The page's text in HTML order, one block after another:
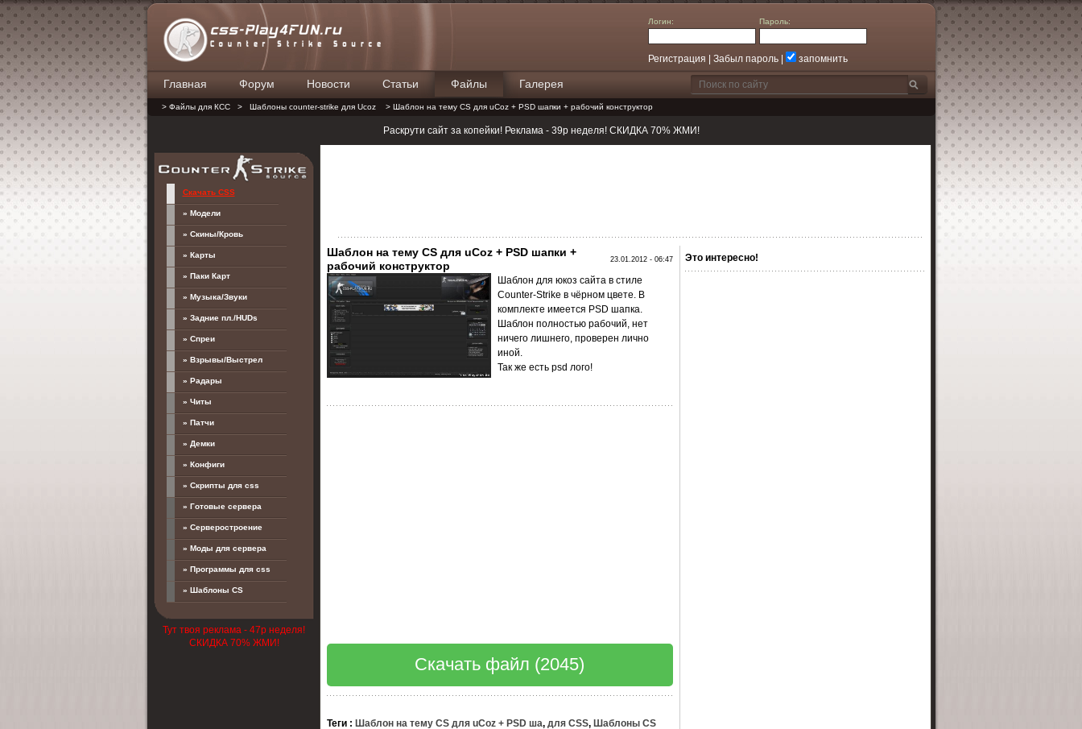
Логин: Пароль:
Регистрация Забыл пароль| запомнить
Главная Форум Новости Статьи Файлы Галерея
Поиск
> Файлы для КСС > Шаблоны counter-strike для Ucoz > Шаблон на тему CS для uCoz + PSD шапки + рабочий конструктор
Раскрути сайт за копейки! Реклама - 39р неделя! СКИДКА 70% ЖМИ!
Это интересно!
Шаблон на тему CS для uCoz + PSD шапки +
рабочий конструктор
23.01.2012 - 06:47
Шаблон для юкоз сайта в стиле
Counter-Strike в чёрном цвете. В
комплекте имеется PSD шапка.
Шаблон полностью рабочий, нет
ничего лишнего, проверен лично
иной.
Так же есть psd лого!
Скачать файл (2045)
Теги : Шаблон на тему CS для uCoz + PSD ша, для CSS, Шаблоны CS
Скачать CSS
» Модели
» Скины/Кровь
» Карты
» Паки Карт
» Музыка/Звуки
» Задние пл./HUDs
» Спреи
» Взрывы/Выстрел
» Радары
» Читы
» Патчи
» Демки
» Конфиги
» Скрипты для css
» Готовые сервера
» Серверостроение
» Моды для сервера
» Программы для css
» Шаблоны CS
Тут твоя реклама - 47р неделя!
СКИДКА 70% ЖМИ!